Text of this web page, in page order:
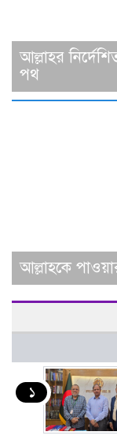
আল্লাহর
পথ
আল্লাহকে
১